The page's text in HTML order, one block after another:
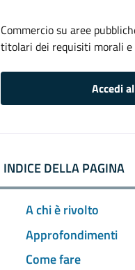
Commercio su aree
titolari dei requisiti morali e
Accedi
INDICE DELLA PAGINA
A chi è rivolto
Approfondimenti
Come fare